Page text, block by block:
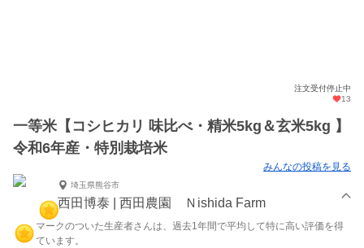
注文受付停止中
13
一等米【コシヒカリ 味比べ・精米5kg＆玄米5kg 】
令和6年産・特別栽培米
みんなの投稿を見る
埼玉県熊谷市
西田博泰 | 西田農園 Ｎishida Farm
マークのついた生産者さんは、過去1年間で平均して特に高い評価を得
ています。